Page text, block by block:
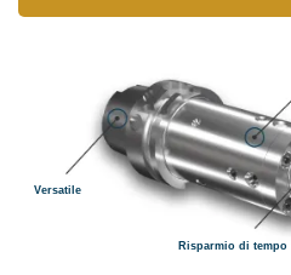
Versatile
Risparmio di tempo